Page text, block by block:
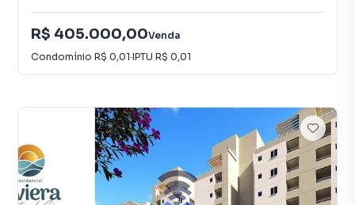
R$ 405.000,00Venda
Condomínio R$ 0,01·IPTU R$ 0,01